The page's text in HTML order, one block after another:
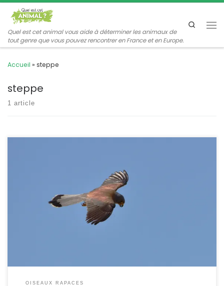
Passer au contenu
Quel est cet animal vous aide à déterminer les animaux de
tout genre que vous pouvez rencontrer en France et en Europe.
Search
Accueil » steppe
steppe
1 article
C’est à l’occasion d’une sortie avec un guide de la LPO que nous
avons découvert ce petit faucon, le plus petit rapace diurne de
notre faune. Le site choisi était un village de l’Hérault, Saint Pons
de Mauchiens, au nord est de Pézenas. Dans ce très beau village
en circulade, une colonie […]
OISEAUX RAPACES